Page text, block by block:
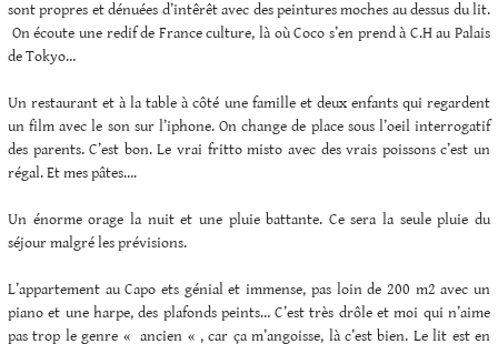
sont propres et dénuées d’intêrêt avec des peintures moches au dessus du lit.
On écoute une redif de France culture, là où Coco s’en prend à C.H au Palais
de Tokyo…
Un restaurant et à la table à côté une famille et deux enfants qui regardent
un film avec le son sur l’iphone. On change de place sous l’oeil interrogatif
des parents. C’est bon. Le vrai fritto misto avec des vrais poissons c’est un
régal. Et mes pâtes….
Un énorme orage la nuit et une pluie battante. Ce sera la seule pluie du
séjour malgré les prévisions.
L’appartement au Capo ets génial et immense, pas loin de 200 m2 avec un
piano et une harpe, des plafonds peints… C’est très drôle et moi qui n’aime
pas trop le genre « ancien « , car ça m’angoisse, là c’est bien. Le lit est en